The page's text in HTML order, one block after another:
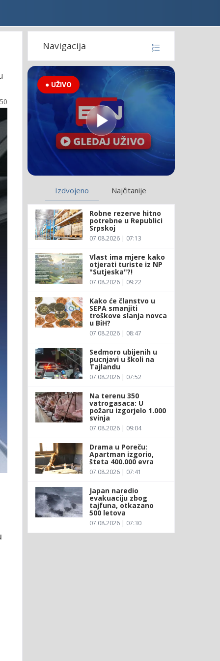
Navigacija
● UŽIVO
Izdvojeno Najčitanije
Robne rezerve hitno
potrebne u Republici
Srpskoj
07.08.2026 | 07:13
Vlast ima mjere kako
otjerati turiste iz NP
"Sutjeska"?!
07.08.2026 | 09:22
Kako će članstvo u
SEPA smanjiti
troškove slanja novca
u BiH?
07.08.2026 | 08:47
Sedmoro ubijenih u
pucnjavi u školi na
Tajlandu
07.08.2026 | 07:52
Na terenu 350
vatrogasaca: U
požaru izgorjelo 1.000
svinja
07.08.2026 | 09:04
Drama u Poreču:
Apartman izgorio,
šteta 400.000 evra
07.08.2026 | 07:41
Japan naredio
evakuaciju zbog
tajfuna, otkazano
500 letova
07.08.2026 | 07:30